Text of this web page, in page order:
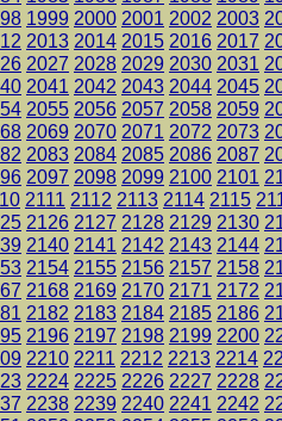
1999 2000 2001 2002 2003
2013 2014 2015 2016 2017
2027 2028 2029 2030 2031
2041 2042 2043 2044 2045
2055 2056 2057 2058 2059
2069 2070 2071 2072 2073
2083 2084 2085 2086 2087
2097 2098 2099 2100 2101
2111 2112 2113 2114 2115
2126 2127 2128 2129 2130
2140 2141 2142 2143 2144
2154 2155 2156 2157 2158
2168 2169 2170 2171 2172
2182 2183 2184 2185 2186
2196 2197 2198 2199 2200
2210 2211 2212 2213 2214
2224 2225 2226 2227 2228
2238 2239 2240 2241 2242